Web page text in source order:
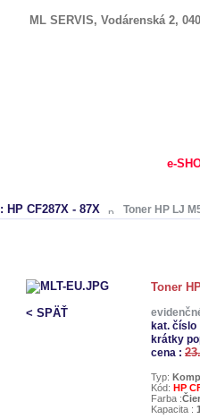
ML SERVIS, Vodárenská 2,
e-
: HP CF287X - 87X Toner HP LJ
< SPÄŤ
Toner
kat. číslo
krátky
cena :
Typ:
Kód: HP
Farba :
Kapacita :